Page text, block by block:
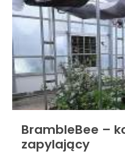
BrambleBee –
zapylający